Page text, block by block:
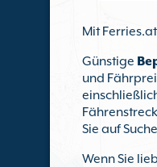
Mit
Günstige
und
Sie auf
Wenn Sie